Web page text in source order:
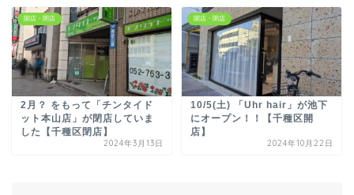
開店・閉店
2月？ をもって「チンタイド
ット本山店」が閉店していま
した【千種区閉店】
2024年3月13日
開店・閉店
10/5(土) 「Uhr hair」が池下
にオープン！！【千種区開
店】
2024年10月22日